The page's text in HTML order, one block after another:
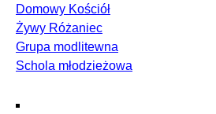
Domowy Kościół
Żywy Różaniec
Grupa modlitewna
Schola młodzieżowa